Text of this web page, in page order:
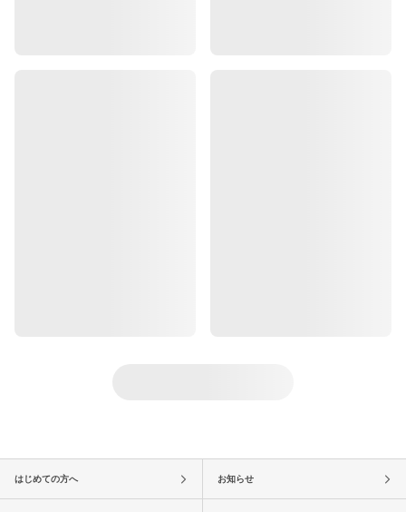
はじめての方へ お知らせ